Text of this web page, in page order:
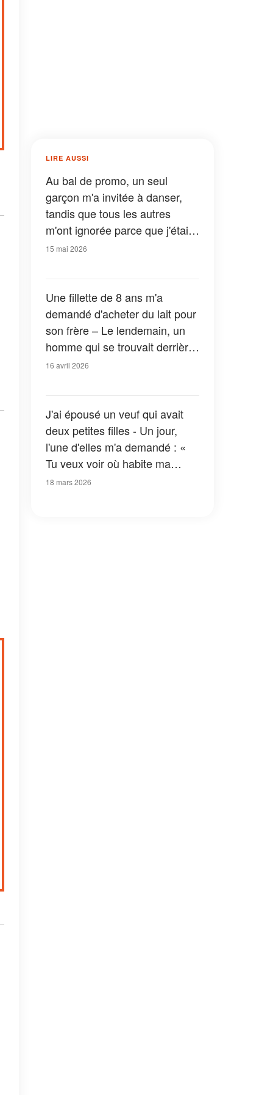
LIRE AUSSI
Au bal de promo, un seul
garçon m'a invitée à danser,
tandis que tous les autres
m'ont ignorée parce que j'étais
en fauteuil roulant - Le
la vérité à son sujet
15 mai 2026
Une fillette de 8 ans m'a
demandé d'acheter du lait pour
son frère – Le lendemain, un
homme qui se trouvait derrière
elle dans la file d'attente s'est
16 avril 2026
J'ai épousé un veuf qui avait
deux petites filles - Un jour,
l'une d'elles m'a demandé : «
Tu veux voir où habite ma
maman ? », puis elle m'a
18 mars 2026